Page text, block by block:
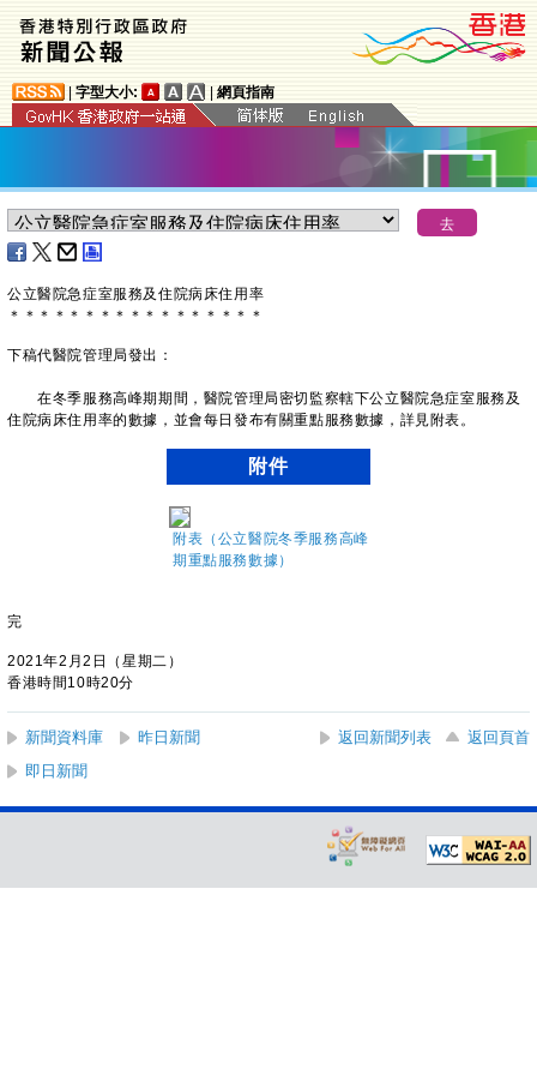
字型大小: 網頁指南
公立醫院急症室服務及住院病床住用率
＊ ＊ ＊ ＊ ＊ ＊ ＊ ＊ ＊ ＊ ＊ ＊ ＊ ＊ ＊ ＊ ＊
下稿代醫院管理局發出：
​在冬季服務高峰期期間，醫院管理局密切監察轄下公立醫院急症室服務及
住院病床住用率的數據，並會每日發布有關重點服務數據，詳見附表。
附件
附表（公立醫院冬季服務高峰
期重點服務數據）
完
2021年2月2日（星期二）
香港時間10時20分
新聞資料庫 昨日新聞 返回新聞列表
返回頁首
即日新聞